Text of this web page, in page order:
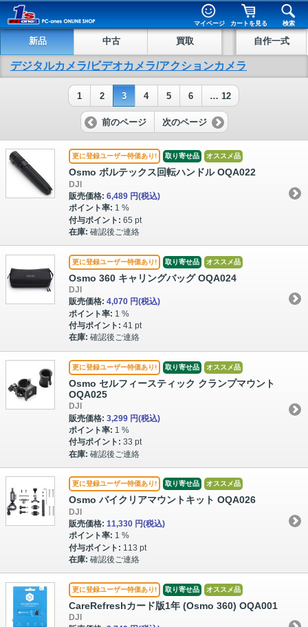
マイページ カートを見る 検索
新品 中古 買取 自作一式
デジタルカメラ/ビデオカメラ/アクションカメラ
1 2 3 4 5 6 … 12
前のページ 次のページ
更に登録ユーザー特価あり! 取り寄せ品 オススメ品
Osmo ボルテックス回転ハンドル OQA022
DJI
販売価格: 6,489 円(税込)
ポイント率: 1 %
付与ポイント: 65 pt
在庫: 確認後ご連絡
更に登録ユーザー特価あり! 取り寄せ品 オススメ品
Osmo 360 キャリングバッグ OQA024
DJI
販売価格: 4,070 円(税込)
ポイント率: 1 %
付与ポイント: 41 pt
在庫: 確認後ご連絡
更に登録ユーザー特価あり! 取り寄せ品 オススメ品
Osmo セルフィースティック クランプマウント
OQA025
DJI
販売価格: 3,299 円(税込)
ポイント率: 1 %
付与ポイント: 33 pt
在庫: 確認後ご連絡
更に登録ユーザー特価あり! 取り寄せ品 オススメ品
Osmo バイクリアマウントキット OQA026
DJI
販売価格: 11,330 円(税込)
ポイント率: 1 %
付与ポイント: 113 pt
在庫: 確認後ご連絡
更に登録ユーザー特価あり! 取り寄せ品 オススメ品
CareRefreshカード版1年 (Osmo 360) OQA001
DJI